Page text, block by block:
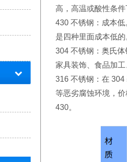
高，高温或酸性条
430 不锈钢：成本
是四种里面成本低
304 不锈钢：奥氏
家具装饰、食品加
316 不锈钢：在
等恶劣腐蚀环境，
430。